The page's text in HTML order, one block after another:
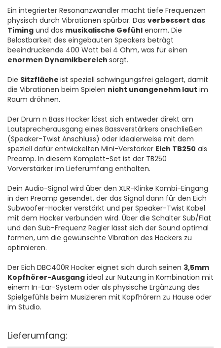
Ein integrierter Resonanzwandler macht tiefe Frequenzen
physisch durch Vibrationen spürbar. Das verbessert das
Timing und das musikalische Gefühl enorm. Die
Belastbarkeit des eingebauten Speakers beträgt
beeindruckende 400 Watt bei 4 Ohm, was für einen
enormen Dynamikbereich sorgt.
Die Sitzfläche ist speziell schwingungsfrei gelagert, damit
die Vibrationen beim Spielen nicht unangenehm laut im
Raum dröhnen.
Der Drum n Bass Hocker lässt sich entweder direkt am
Lautsprecherausgang eines Bassverstärkers anschließen
(Speaker-Twist Anschluss) oder idealerweise mit dem
speziell dafür entwickelten Mini-Verstärker Eich TB250 als
Preamp. In diesem Komplett-Set ist der TB250
Vorverstärker im Lieferumfang enthalten.
Dein Audio-Signal wird über den XLR-Klinke Kombi-Eingang
in den Preamp gesendet, der das Signal dann für den Eich
Subwoofer-Hocker verstärkt und per Speaker-Twist Kabel
mit dem Hocker verbunden wird. Über die Schalter Sub/Flat
und den Sub-Frequenz Regler lässt sich der Sound optimal
formen, um die gewünschte Vibration des Hockers zu
optimieren.
Der Eich DBC400R Hocker eignet sich durch seinen 3,5mm
Kopfhörer-Ausgang ideal zur Nutzung in Kombination mit
einem In-Ear-System oder als physische Ergänzung des
Spielgefühls beim Musizieren mit Kopfhörern zu Hause oder
im Studio.
Lieferumfang: